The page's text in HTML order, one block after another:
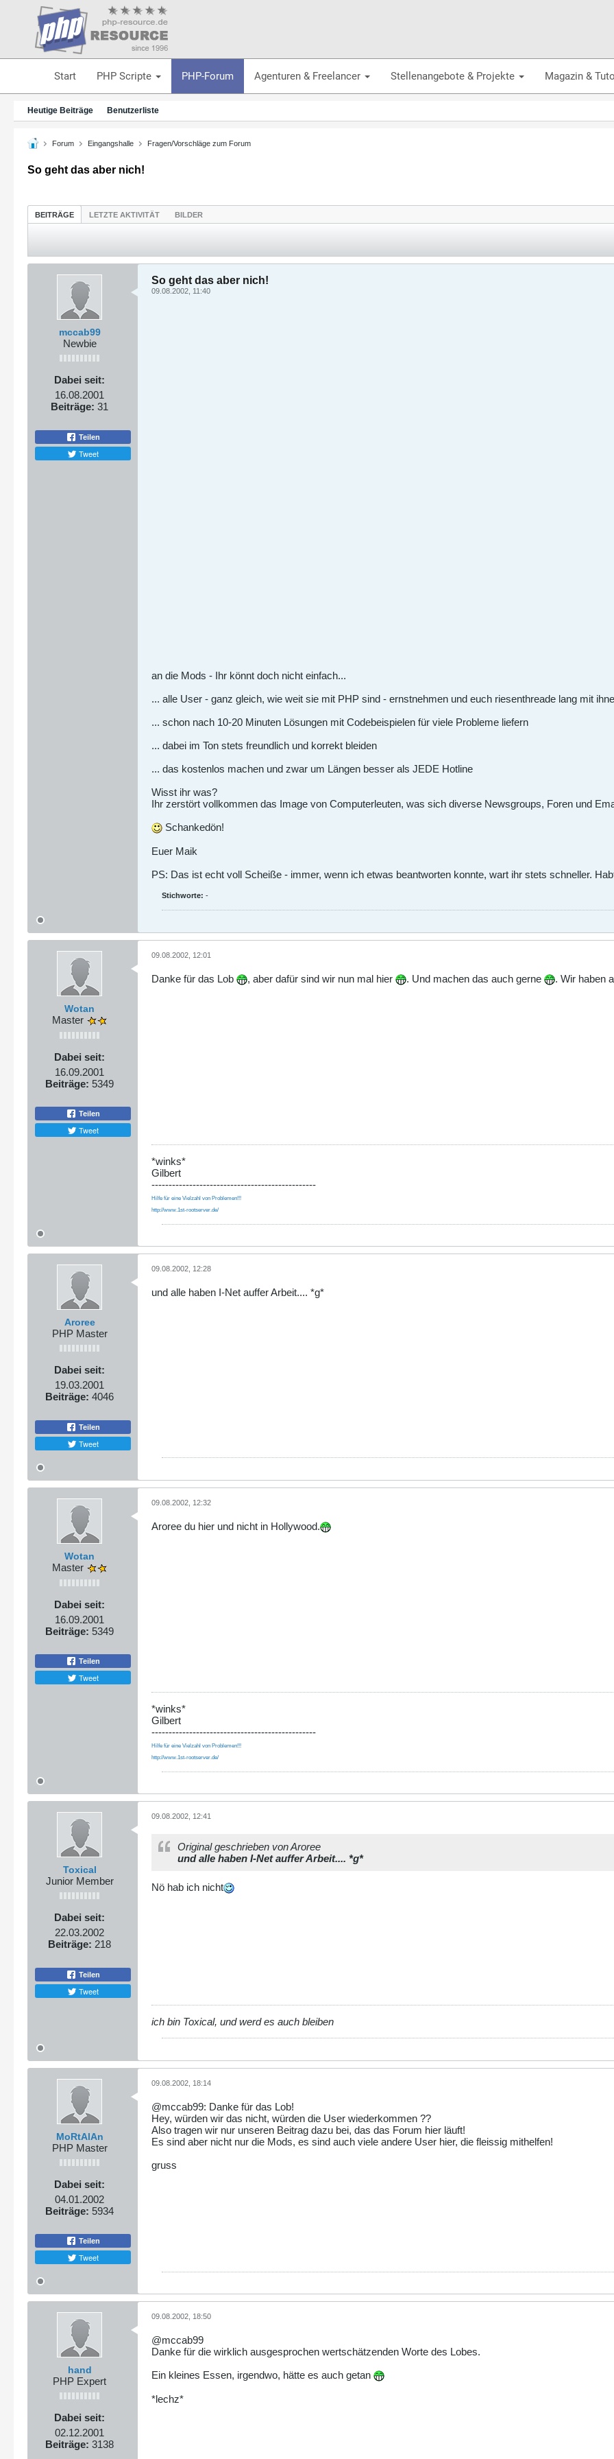
Start PHP Scripte PHP-Forum Agenturen & Freelancer Stellenangebote & Projekte Magazin &
Heutige Beiträge Benutzerliste
Forum Eingangshalle Fragen/Vorschläge zum Forum
So geht das aber nich!
BEITRÄGE LETZTE AKTIVITÄT BILDER
mccab99
Newbie
Dabei seit:
16.08.2001
Beiträge: 31
Teilen
Tweet
So geht das aber nich!
09.08.2002, 11:40
an die Mods - Ihr könnt doch nicht einfach...
... alle User - ganz gleich, wie weit sie mit PHP sind - ernstnehmen und euch riesenthreade lang mit
... schon nach 10-20 Minuten Lösungen mit Codebeispielen für viele Probleme liefern
... dabei im Ton stets freundlich und korrekt bleiden
... das kostenlos machen und zwar um Längen besser als JEDE Hotline
Wisst ihr was?
Ihr zerstört vollkommen das Image von Computerleuten, was sich diverse Newsgroups, Foren und
Schankedön!
Euer Maik
PS: Das ist echt voll Scheiße - immer, wenn ich etwas beantworten konnte, wart ihr stets schneller.
Stichworte: -
Wotan
Master
Dabei seit:
16.09.2001
Beiträge: 5349
Teilen
Tweet
09.08.2002, 12:01
Danke für das Lob , aber dafür sind wir nun mal hier . Und machen das auch gerne . Wir haben
*winks*
Gilbert
------------------------------------------------
Hilfe für eine Vielzahl von Problemen!!!
http://www.1st-rootserver.de/
Aroree
PHP Master
Dabei seit:
19.03.2001
Beiträge: 4046
Teilen
Tweet
09.08.2002, 12:28
und alle haben I-Net auffer Arbeit.... *g*
Wotan
Master
Dabei seit:
16.09.2001
Beiträge: 5349
Teilen
Tweet
09.08.2002, 12:32
Aroree du hier und nicht in Hollywood.
*winks*
Gilbert
------------------------------------------------
Hilfe für eine Vielzahl von Problemen!!!
http://www.1st-rootserver.de/
Toxical
Junior Member
Dabei seit:
22.03.2002
Beiträge: 218
Teilen
Tweet
09.08.2002, 12:41
Original geschrieben von Aroree
und alle haben I-Net auffer Arbeit.... *g*
Nö hab ich nicht
ich bin Toxical, und werd es auch bleiben
MoRtAlAn
PHP Master
Dabei seit:
04.01.2002
Beiträge: 5934
Teilen
Tweet
09.08.2002, 18:14
@mccab99: Danke für das Lob!
Hey, würden wir das nicht, würden die User wiederkommen ??
Also tragen wir nur unseren Beitrag dazu bei, das das Forum hier läuft!
Es sind aber nicht nur die Mods, es sind auch viele andere User hier, die fleissig mithelfen!
gruss
hand
PHP Expert
Dabei seit:
02.12.2001
Beiträge: 3138
09.08.2002, 18:50
@mccab99
Danke für die wirklich ausgesprochen wertschätzenden Worte des Lobes.
Ein kleines Essen, irgendwo, hätte es auch getan
*lechz*